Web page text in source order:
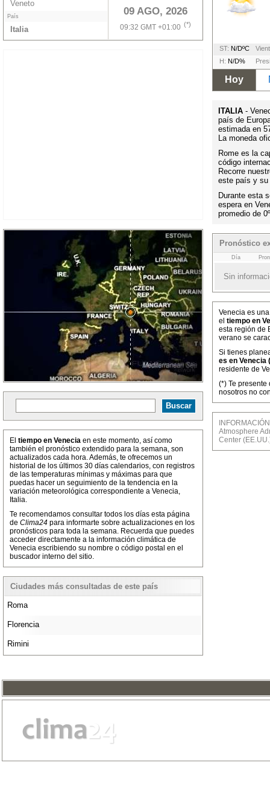
09 AGO, 2026
09:32 GMT +01:00 (*)
Veneto
País
Italia
El tiempo en Venecia en este momento, así como
también el pronóstico extendido para la semana, son
actualizados cada hora. Además, te ofrecemos un
historial de los últimos 30 días calendarios, con registros
de las temperaturas mínimas y máximas para que
puedas hacer un seguimiento de la tendencia en la
variación meteorológica correspondiente a Venecia,
Italia.
Te recomendamos consultar todos los días esta página
de Clima24 para informarte sobre actualizaciones en los
pronósticos para toda la semana. Recuerda que puedes
acceder directamente a la información climática de
Venecia escribiendo su nombre o código postal en el
buscador interno del sitio.
Ciudades más consultadas de este país
Roma
Florencia
Rimini
ST: N/DºC
H: N/D%
Hoy
ITALIA -
país de
estimada en
La moneda
Rome es la
código
Recorre
este país y su
Durante esta
espera en
promedio de
Pronóstico
Día
Sin
Venecia es
el tiempo en
esta región de
verano se
Si tienes
es en Venecia
residente de
(*) Te
nosotros no
Atmosphere
Center